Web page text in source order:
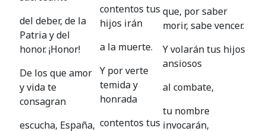
del deber, de la
Patria y del
honor. ¡Honor!
De los que amor
y vida te
consagran
escucha, España,
contentos tus
hijos irán
a la muerte.
Y por verte
temida y
honrada
contentos tus
que, por saber
morir, sabe vencer.
Y volarán tus hijos
ansiosos
al combate,
tu nombre
invocarán,